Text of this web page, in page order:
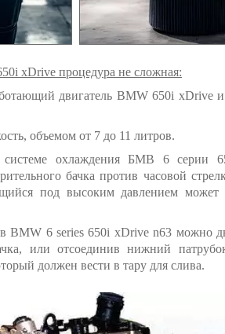
xDrive процедура не сложная:
двигатель BMW 650i xDrive
объемом от 7 до 11 литров.
системе охлаждения БМВ 6 серии
бачка против часовой
под высоким давлением
BMW 6 series 650i xDrive n63 можно
или отсоединив нижний
должен вести в тару для слива.